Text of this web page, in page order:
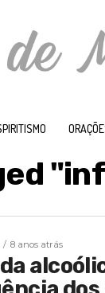
8 anos atrás